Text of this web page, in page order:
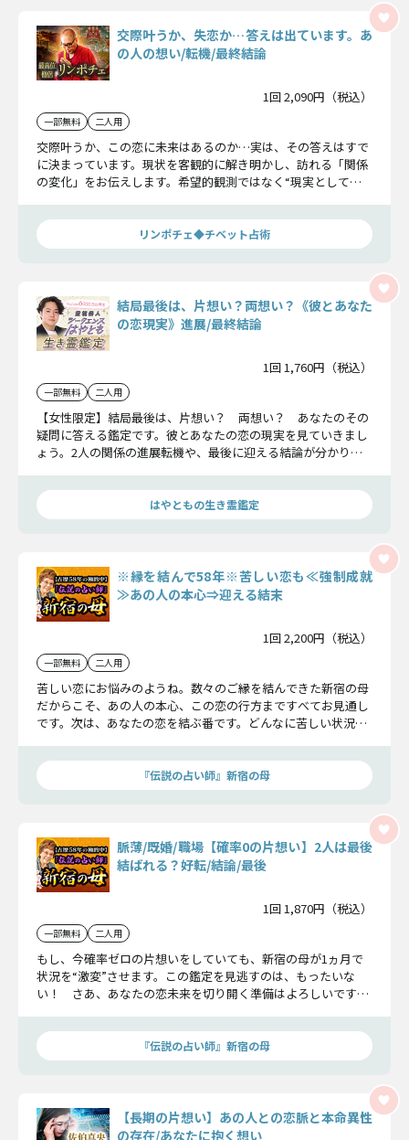
交際叶うか、失恋か…答えは出ています。あ
の人の想い/転機/最終結論
1回 2,090円（税込）
一部無料 二人用
交際叶うか、この恋に未来はあるのか…実は、その答えはすで
に決まっています。現状を客観的に解き明かし、訪れる「関係
の変化」をお伝えします。希望的観測ではなく“現実として起
リンポチェ◆チベット占術
結局最後は、片想い？両想い？《彼とあなた
の恋現実》進展/最終結論
1回 1,760円（税込）
一部無料 二人用
【女性限定】結局最後は、片想い？ 両想い？ あなたのその
疑問に答える鑑定です。彼とあなたの恋の現実を見ていきまし
ょう。2人の関係の進展転機や、最後に迎える結論が分かりま
はやともの生き霊鑑定
※縁を結んで58年※苦しい恋も≪強制成就
≫あの人の本心⇒迎える結末
1回 2,200円（税込）
一部無料 二人用
苦しい恋にお悩みのようね。数々のご縁を結んできた新宿の母
だからこそ、あの人の本心、この恋の行方まですべてお見通し
です。次は、あなたの恋を結ぶ番です。どんなに苦しい状況で
『伝説の占い師』新宿の母
脈薄/既婚/職場【確率0の片想い】2人は最後
結ばれる？好転/結論/最後
1回 1,870円（税込）
一部無料 二人用
もし、今確率ゼロの片想いをしていても、新宿の母が1ヵ月で
状況を“激変”させます。この鑑定を見逃すのは、もったいな
い！ さあ、あなたの恋未来を切り開く準備はよろしいです
『伝説の占い師』新宿の母
【長期の片想い】あの人との恋脈と本命異性
の存在/あなたに抱く想い